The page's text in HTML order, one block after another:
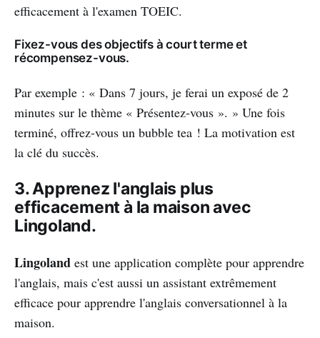
efficacement à l'examen TOEIC.
Fixez-vous des objectifs à court terme et
récompensez-vous.
Par exemple : « Dans 7 jours, je ferai un exposé de 2
minutes sur le thème « Présentez-vous ». » Une fois
terminé, offrez-vous un bubble tea ! La motivation est
la clé du succès.
3. Apprenez l'anglais plus
efficacement à la maison avec
Lingoland.
Lingoland est une application complète pour apprendre
l'anglais, mais c'est aussi un assistant extrêmement
efficace pour apprendre l'anglais conversationnel à la
maison.